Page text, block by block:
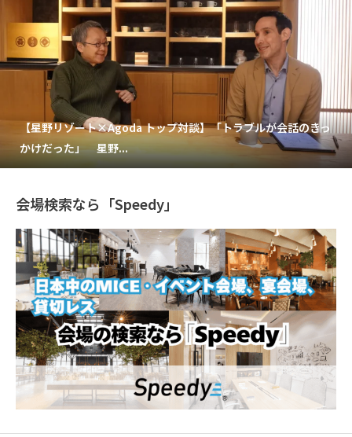
【星野リゾート×Agoda トップ対談】「トラブルが会話のきっ
かけだった」 星野...
会場検索なら「Speedy」